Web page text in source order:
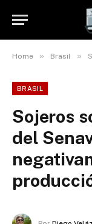
Home » Brasil »
BRASIL
Sojeros
del